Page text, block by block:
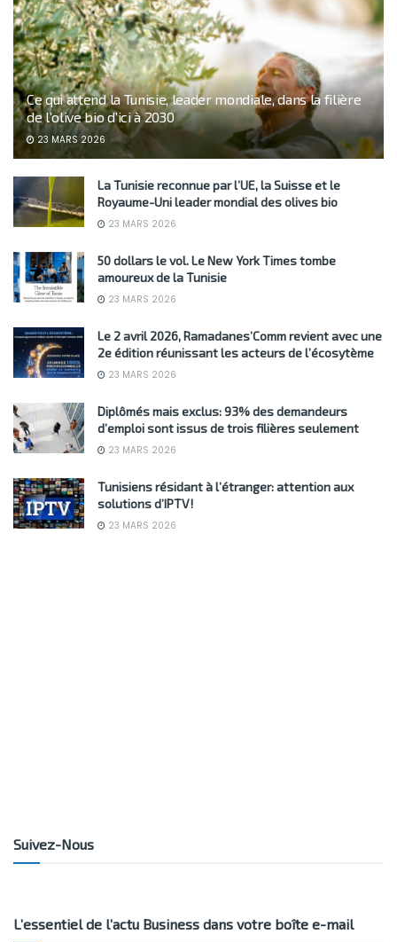
Ce qui attend la Tunisie, leader mondiale, dans la filière
de l’olive bio d’ici à 2030
23 MARS 2026
La Tunisie reconnue par l’UE, la Suisse et le
Royaume-Uni leader mondial des olives bio
23 MARS 2026
50 dollars le vol. Le New York Times tombe
amoureux de la Tunisie
23 MARS 2026
Le 2 avril 2026, Ramadanes’Comm revient avec une
2e édition réunissant les acteurs de l’écosytème
23 MARS 2026
Diplômés mais exclus: 93% des demandeurs
d’emploi sont issus de trois filières seulement
23 MARS 2026
Tunisiens résidant à l’étranger: attention aux
solutions d’IPTV!
23 MARS 2026
Suivez-Nous
L’essentiel de l’actu Business dans votre boîte e-mail